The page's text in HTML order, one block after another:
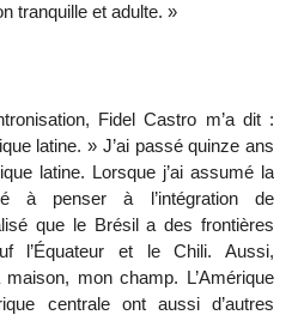
tranquille et adulte. »
Fidel Castro m’a dit :
latine. » J’ai passé quinze ans
latine. Lorsque j’ai assumé la
à penser à l’intégration de
que le Brésil a des frontières
l’Équateur et le Chili. Aussi,
mon champ. L’Amérique
centrale ont aussi d’autres